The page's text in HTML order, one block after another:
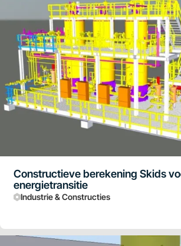
Constructieve berekening Skids
energietransitie
Industrie & Constructies